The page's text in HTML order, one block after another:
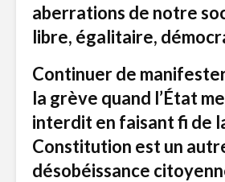
aberrations de notre
libre, égalitaire,
Continuer de
la grève quand l’État
interdit en faisant fi de
Constitution est un
désobéissance